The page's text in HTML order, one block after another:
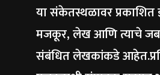
या संकेतस्थळावर प्रकाशित
मजकूर, लेख आणि त्याचे
संबंधित लेखकांकडे